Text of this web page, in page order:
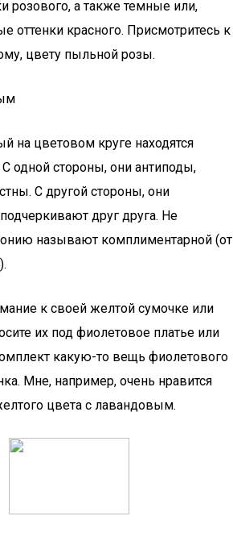
розового, а также темные или,
оттенки красного. Присмотритесь к
цвету пыльной розы.
на цветовом круге находятся
С одной стороны, они антиподы,
С другой стороны, они
друг друга. Не
называют комплиментарной (от
к своей желтой сумочке или
их под фиолетовое платье или
какую-то вещь фиолетового
Мне, например, очень нравится
цвета с лавандовым.